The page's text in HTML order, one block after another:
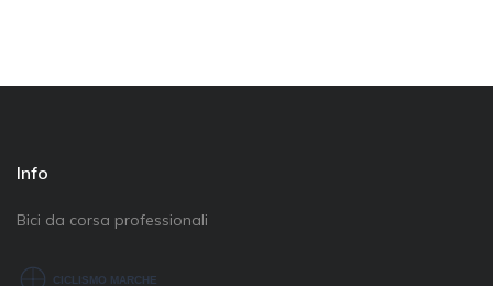
Info
Bici da corsa professionali